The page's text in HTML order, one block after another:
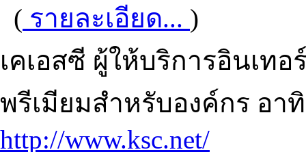
( รายละเอียด... )
เคเอสซี ผู้ให้บริการอินเท
พรีเมียมสำหรับองค์กร อา
http://www.ksc.net/